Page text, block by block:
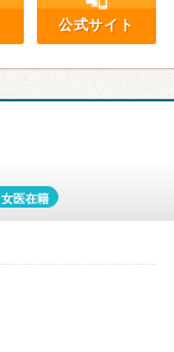
公式サイト
女医在籍